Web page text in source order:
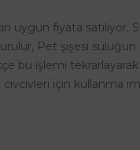
uygun fiyata
Pet şişesi
işlemi tekrarlayarak
için kullanma